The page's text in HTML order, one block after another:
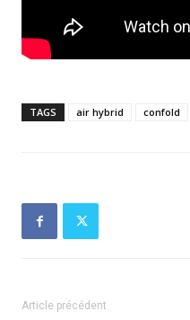
TAGS air hybrid confold
Article précédent